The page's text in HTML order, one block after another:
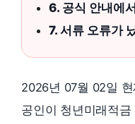
6. 공식 안내에
7. 서류 오류가
2026년 07월 02일
공인이 청년미래적